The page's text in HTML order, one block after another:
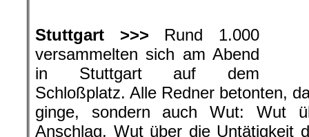
Stuttgart >>> Rund 1.000
versammelten sich am Abend
in Stuttgart auf dem
Schloßplatz. Alle Redner betonten,
ginge, sondern auch Wut: Wut
Anschlag, Wut über die Untätigkeit